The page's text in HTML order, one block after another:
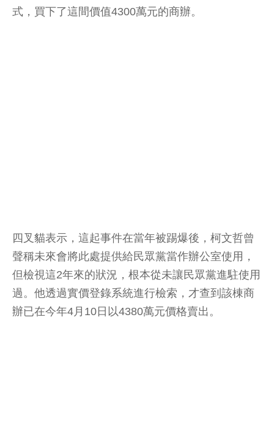
式，買下了這間價值4300萬元的商辦。
四叉貓表示，這起事件在當年被踢爆後，柯文哲曾
聲稱未來會將此處提供給民眾黨當作辦公室使用，
但檢視這2年來的狀況，根本從未讓民眾黨進駐使用
過。他透過實價登錄系統進行檢索，才查到該棟商
辦已在今年4月10日以4380萬元價格賣出。